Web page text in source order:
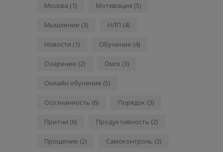
Москва (1) Мотивация (5)
Мышление (3) НЛП (4)
Новости (1) Обучение (4)
Озарение (2) Омск (3)
Онлайн обучение (5)
Осознанность (6) Порядок (3)
Притчи (6) Продуктивность (2)
Прощение (2) Самоконтроль (3)